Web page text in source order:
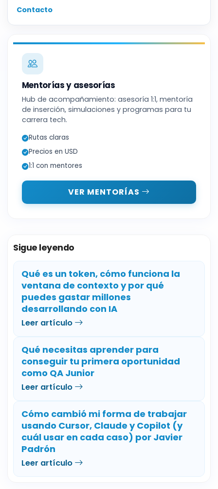
Contacto
Mentorías y asesorías
Hub de acompañamiento: asesoría 1:1, mentoría
de inserción, simulaciones y programas para tu
carrera tech.
Rutas claras
Precios en USD
1:1 con mentores
VER MENTORÍAS
Sigue leyendo
Qué es un token, cómo funciona la
ventana de contexto y por qué
puedes gastar millones
desarrollando con IA
Leer artículo
Qué necesitas aprender para
conseguir tu primera oportunidad
como QA Junior
Leer artículo
Cómo cambió mi forma de trabajar
usando Cursor, Claude y Copilot (y
cuál usar en cada caso) por Javier
Padrón
Leer artículo